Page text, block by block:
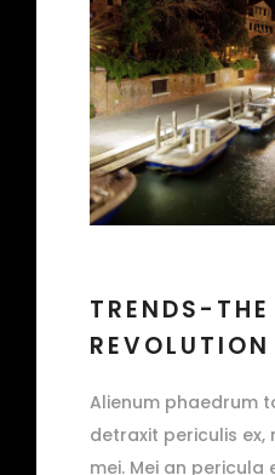
TRENDS-THE
REVOLUTION
Alienum phaedrum
detraxit periculis ex,
mei. Mei an pericula